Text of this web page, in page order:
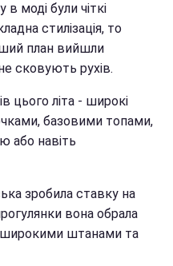
моді були чіткі
стилізація, то
план вийшли
сковують рухів.
цього літа - широкі
базовими топами,
або навіть
зробила ставку на
вона обрала
широкими штанами та